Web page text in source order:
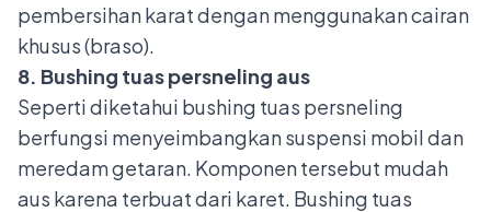
pembersihan karat dengan menggunakan cairan
khusus (braso).
8. Bushing tuas persneling aus
Seperti diketahui bushing tuas persneling
berfungsi menyeimbangkan suspensi mobil dan
meredam getaran. Komponen tersebut mudah
aus karena terbuat dari karet. Bushing tuas